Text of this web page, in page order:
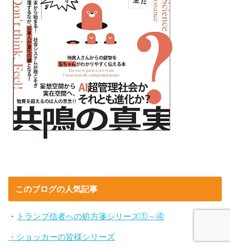
このブログの人気記事
・ トランプ信者への処方箋シリーズ①～④
・ショッカーの皆様シリーズ